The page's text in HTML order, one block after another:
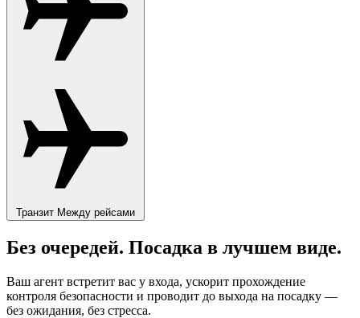
Транзит Между рейсами
Без очередей. Посадка в лучшем виде.
Ваш агент встретит вас у входа, ускорит прохождение
контроля безопасности и проводит до выхода на посадку —
без ожидания, без стресса.